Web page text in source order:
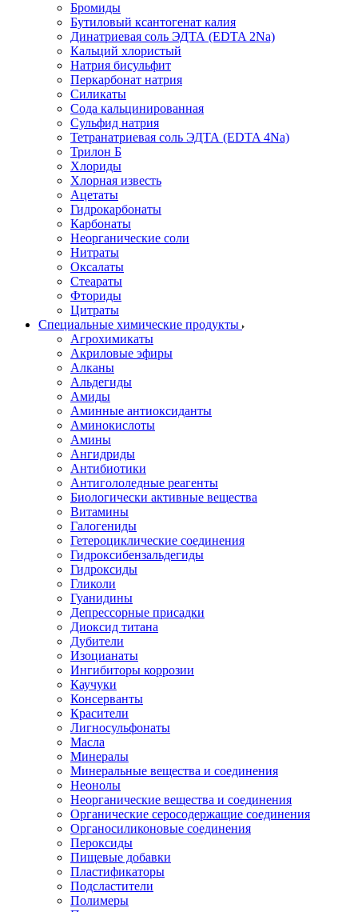
Бромиды
Бутиловый ксантогенат калия
Динатриевая соль ЭДТА (EDTA 2Na)
Кальций хлористый
Натрия бисульфит
Перкарбонат натрия
Силикаты
Сода кальцинированная
Сульфид натрия
Тетранатриевая соль ЭДТА (EDTA 4Na)
Трилон Б
Хлориды
Хлорная известь
Ацетаты
Гидрокарбонаты
Карбонаты
Неорганические соли
Нитраты
Оксалаты
Стеараты
Фториды
Цитраты
Специальные химические продукты
Агрохимикаты
Акриловые эфиры
Алканы
Альдегиды
Амиды
Аминные антиоксиданты
Аминокислоты
Амины
Ангидриды
Антибиотики
Антигололедные реагенты
Биологически активные вещества
Витамины
Галогениды
Гетероциклические соединения
Гидроксибензальдегиды
Гидроксиды
Гликоли
Гуанидины
Депрессорные присадки
Диоксид титана
Дубители
Изоцианаты
Ингибиторы коррозии
Каучуки
Консерванты
Красители
Лигносульфонаты
Масла
Минералы
Минеральные вещества и соединения
Неонолы
Неорганические вещества и соединения
Органические серосодержащие соединения
Органосиликоновые соединения
Пероксиды
Пищевые добавки
Пластификаторы
Подсластители
Полимеры